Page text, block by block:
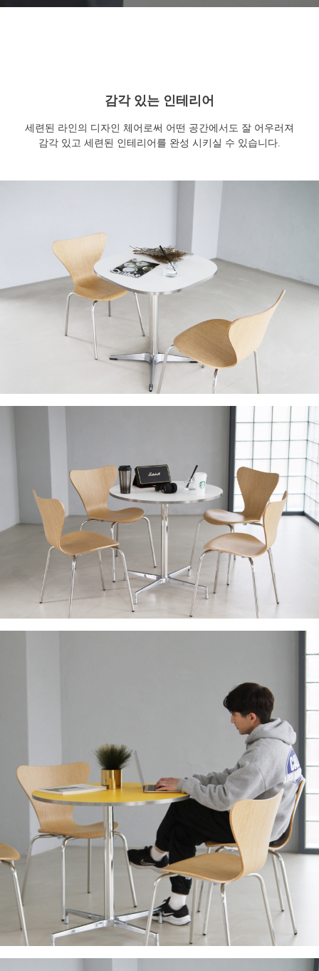
감각 있는 인테리어
세련된 라인의 디자인 체어로써 어떤 공간에서도 잘 어우러져
감각 있고 세련된 인테리어를 완성 시키실 수 있습니다.